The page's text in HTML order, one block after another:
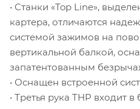
• Станки «Top Line»,
картера, отличаются
системой зажимов на
вертикальной балкой,
запатентованным
• Оснащен встроенной
• Третья рука THP входит